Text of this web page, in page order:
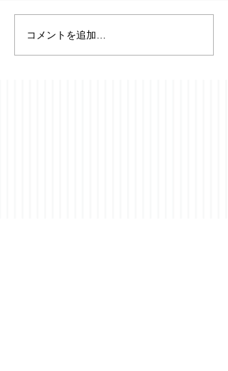
⭐️YouTubeチャンネル開
設のお知らせ成人発達学
コメントを追加…